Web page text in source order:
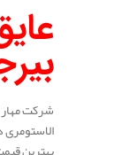
شرکت مهار